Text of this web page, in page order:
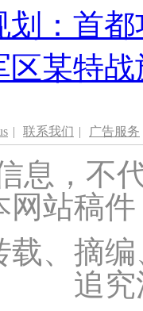
：首
区某特
| 联系我们 | 广告服务
息，不
网站稿
载、摘
追